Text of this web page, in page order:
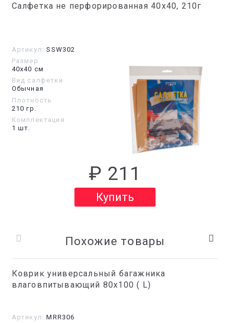
Салфетка не перфорированная 40x40, 210г
Артикул: SSW302
Размер
40х40 см
Вид салфетки
Обычная
Плотность
210 гр.
Комплектация
1 шт.
₽ 211
Купить
Похожие товары
Коврик универсальный багажника
влаговпитывающий 80х100 ( L)
Артикул: MRR306